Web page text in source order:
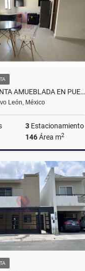
CASA EN RENTA AMUEBLADA EN PUERTO JARDIN APODACA NL PARA EMPRESA
León, México
3 Estacionamiento
146Área m2
Renta
$16,000